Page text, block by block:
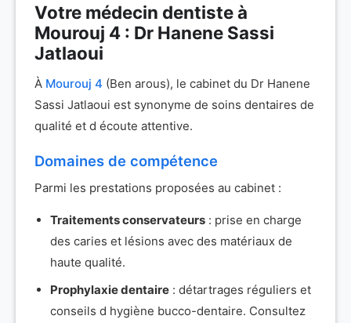
Votre médecin dentiste à
Mourouj 4 : Dr Hanene Sassi
Jatlaoui
À Mourouj 4 (Ben arous), le cabinet du Dr Hanene
Sassi Jatlaoui est synonyme de soins dentaires de
qualité et d écoute attentive.
Domaines de compétence
Parmi les prestations proposées au cabinet :
Traitements conservateurs : prise en charge
des caries et lésions avec des matériaux de
haute qualité.
Prophylaxie dentaire : détartrages réguliers et
conseils d hygiène bucco-dentaire. Consultez